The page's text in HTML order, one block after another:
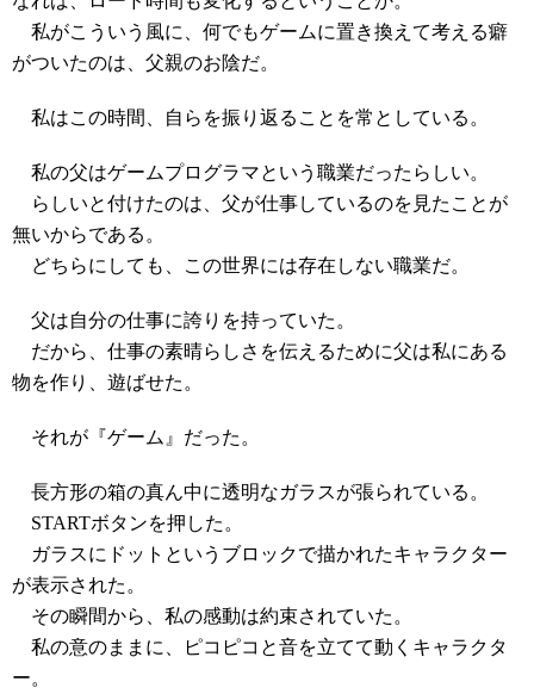
私がこういう風に、何でもゲームに置き換えて考える癖
がついたのは、父親のお陰だ。
私はこの時間、自らを振り返ることを常としている。
私の父はゲームプログラマという職業だったらしい。
らしいと付けたのは、父が仕事しているのを見たことが
無いからである。
どちらにしても、この世界には存在しない職業だ。
父は自分の仕事に誇りを持っていた。
だから、仕事の素晴らしさを伝えるために父は私にある
物を作り、遊ばせた。
それが『ゲーム』だった。
長方形の箱の真ん中に透明なガラスが張られている。
STARTボタンを押した。
ガラスにドットというブロックで描かれたキャラクター
が表示された。
その瞬間から、私の感動は約束されていた。
私の意のままに、ピコピコと音を立てて動くキャラクタ
ー。